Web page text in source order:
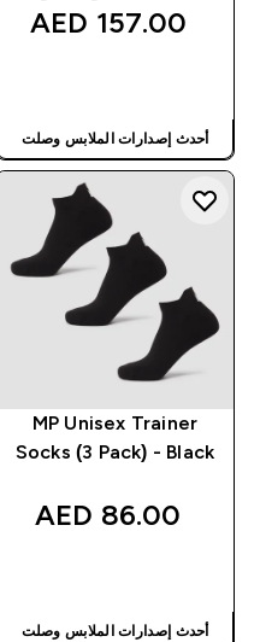
157.00 AED‎
أحدث إصدارات الملابس وصلت
MP Unisex Trainer
Socks (3 Pack) - Black
86.00 AED‎
أحدث إصدارات الملابس وصلت